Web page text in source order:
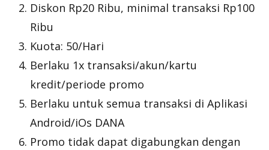
Diskon Rp20 Ribu, minimal transaksi Rp100
Ribu
Kuota: 50/Hari
Berlaku 1x transaksi/akun/kartu
kredit/periode promo
Berlaku untuk semua transaksi di Aplikasi
Android/iOs DANA
Promo tidak dapat digabungkan dengan